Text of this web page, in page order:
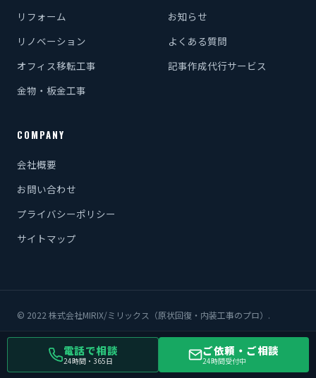
リフォーム
リノベーション
オフィス移転工事
金物・板金工事
お知らせ
よくある質問
記事作成代行サービス
COMPANY
会社概要
お問い合わせ
プライバシーポリシー
サイトマップ
© 2022 株式会社MIRIX/ミリックス（原状回復・内装工事のプロ）.
電話で相談
24時間・365日
ご依頼・ご相談
24時間受付中